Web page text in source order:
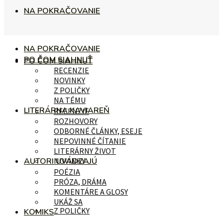
NA POKRAČOVANIE
PO ČOM SIAHNUŤ
RECENZIE
NOVINKY
Z POLIČKY
NA POKRAČOVANIE
PO ČOM SIAHNUŤ
RECENZIE
NOVINKY
Z POLIČKY
NA TÉMU
LITERÁRNA KAVIAREŇ
ROZHOVORY
ODBORNÉ ČLÁNKY, ESEJE
NEPOVINNÉ ČÍTANIE
LITERÁRNY ŽIVOT
AUTORI UVÁDZAJÚ
POÉZIA
PRÓZA, DRÁMA
KOMENTÁRE A GLOSY
UKÁŽ SA
KOMIKS